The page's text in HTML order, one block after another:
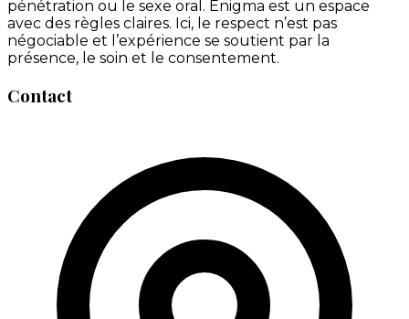
pénétration ou le sexe oral. Enigma est un espace
avec des règles claires. Ici, le respect n’est pas
négociable et l’expérience se soutient par la
présence, le soin et le consentement.
Contact